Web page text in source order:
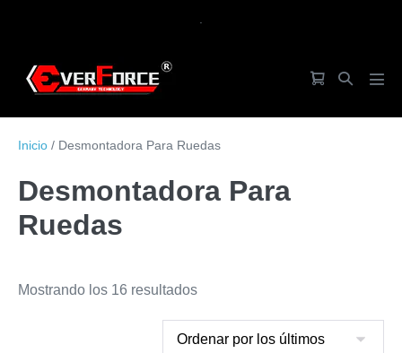
CarritoAlternar
Inicio / Desmontadora Para Ruedas
Desmontadora Para
Ruedas
Mostrando los 16 resultadosOrdenado
los